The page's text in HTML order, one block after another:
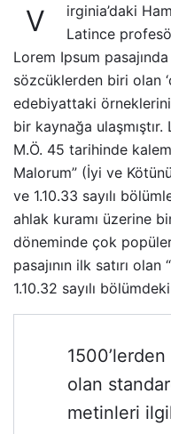
V
irginia’daki
Latince
Lorem Ipsum
sözcüklerden biri olan
edebiyattaki
bir kaynağa
M.Ö. 45 tarihinde
Malorum” (İyi ve
ve 1.10.33 sayılı
ahlak kuramı üzerine
döneminde çok
pasajının ilk satırı
1.10.32 sayılı
olan
metinleri